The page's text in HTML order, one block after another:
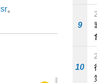
。
9
10